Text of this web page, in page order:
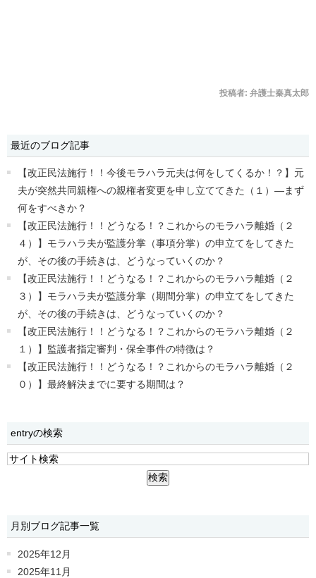
投稿者: 弁護士秦真太郎
最近のブログ記事
【改正民法施行！！今後モラハラ元夫は何をしてくるか！？】元
夫が突然共同親権への親権者変更を申し立ててきた（１）―まず
何をすべきか？
【改正民法施行！！どうなる！？これからのモラハラ離婚（２
４）】モラハラ夫が監護分掌（事項分掌）の申立てをしてきた
が、その後の手続きは、どうなっていくのか？
【改正民法施行！！どうなる！？これからのモラハラ離婚（２
３）】モラハラ夫が監護分掌（期間分掌）の申立てをしてきた
が、その後の手続きは、どうなっていくのか？
【改正民法施行！！どうなる！？これからのモラハラ離婚（２
１）】監護者指定審判・保全事件の特徴は？
【改正民法施行！！どうなる！？これからのモラハラ離婚（２
０）】最終解決までに要する期間は？
entryの検索
月別ブログ記事一覧
2025年12月
2025年11月